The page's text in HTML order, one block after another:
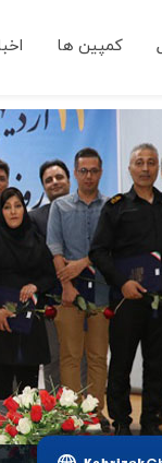
کمپین ها